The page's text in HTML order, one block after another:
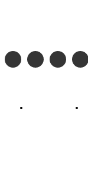
Profil Madu TV